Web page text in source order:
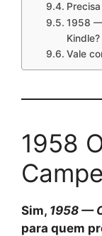
1958 —
Kindle?
Vale
1958
Sim, 1958 —
para quem